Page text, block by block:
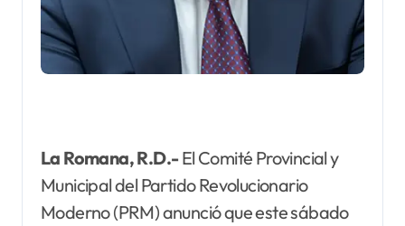
La Romana, R.D.-El Comité Provincial y
Municipal del Partido Revolucionario
Moderno (PRM) anunció que este sábado